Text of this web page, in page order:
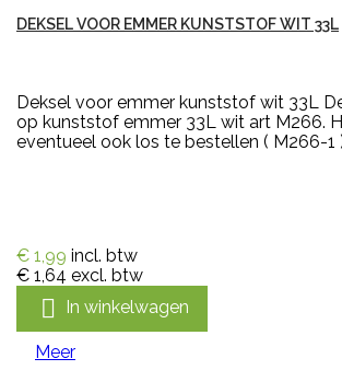
DEKSEL VOOR EMMER KUNSTSTOF WIT 33L
Deksel voor emmer kunststof wit 33L
op kunststof emmer 33L wit art M266.
eventueel ook los te bestellen ( M266-1
€ 1,99 incl. btw
€ 1,64 excl. btw
 In winkelwagen
Meer